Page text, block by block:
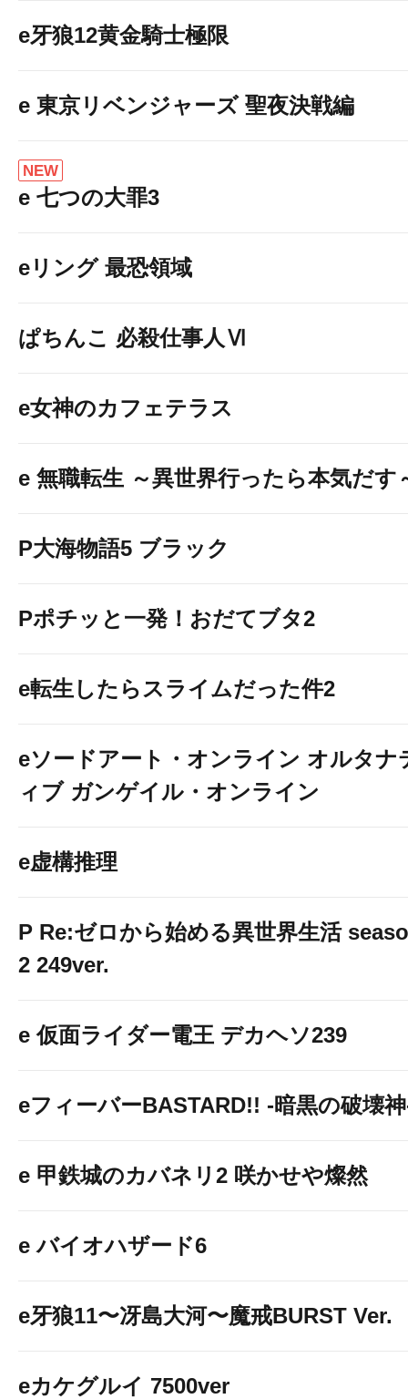
e牙狼12黄金騎士極限
e 東京リベンジャーズ 聖夜決戦編
NEW
e 七つの大罪3
eリング 最恐領域
ぱちんこ 必殺仕事人Ⅵ
e女神のカフェテラス
e 無職転生 ～異世界行ったら本気だす
P大海物語5 ブラック
Pポチッと一発！おだてブタ2
e転生したらスライムだった件2
eソードアート・オンライン オルタナ
ィブ ガンゲイル・オンライン
e虚構推理
P Re:ゼロから始める異世界生活
2 249ver.
e 仮面ライダー電王 デカヘソ239
eフィーバーBASTARD!! -暗黒の破壊
e 甲鉄城のカバネリ2 咲かせや燦然
e バイオハザード6
e牙狼11〜冴島大河〜魔戒BURST Ver.
eカケグルイ 7500ver